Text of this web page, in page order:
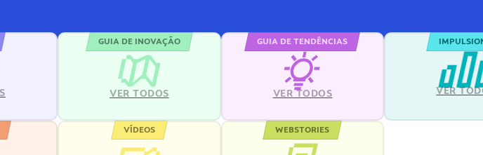
GUIA DE INOVAÇÃO
VER TODOS
GUIA DE TENDÊNCIAS
VER TODOS VER
VÍDEOS WEBSTORIES